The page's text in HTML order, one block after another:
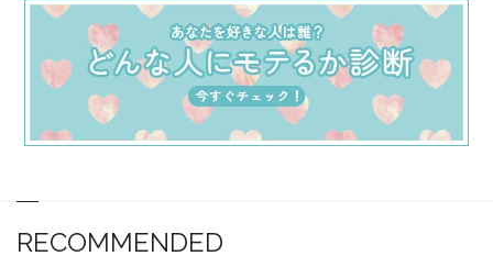
RECOMMENDED